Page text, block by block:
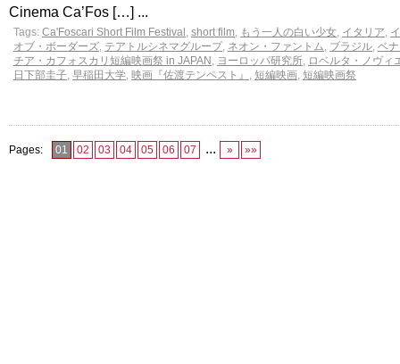
Cinema Ca’Fos […] ...
Tags: Ca'Foscari Short Film Festival , short film, もう一人の白い少女, イタリア,
オブ・ボーダーズ, テアトルシネマグループ, ネオン・ファントム, ブラジル, ベ
チア・カフォスカリ短編映画祭 in JAPAN , ヨーロッパ研究所, ロベルタ・ノヴィ
日下部圭子, 早稲田大学, 映画『佐渡テンペスト』 , 短編映画, 短編映画祭
Pages: 01 02 03 04 05 06 07 ... » »»